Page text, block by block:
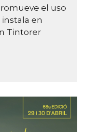
el uso
en
Tintorer